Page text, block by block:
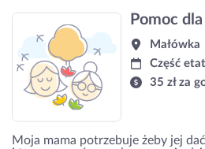
Pomoc
Małówka
Część
35 zł za
Moja mama potrzebuje żeby jej